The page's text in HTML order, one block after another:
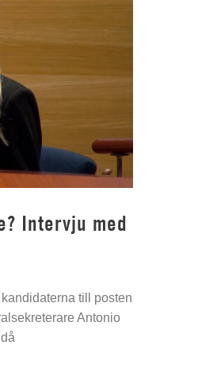
Intervju med
till posten
Antonio